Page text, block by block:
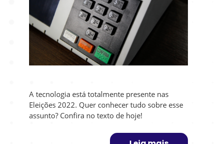
A tecnologia está totalmente presente nas
Eleições 2022. Quer conhecer tudo sobre esse
assunto? Confira no texto de hoje!